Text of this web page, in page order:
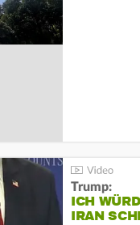
Trump:
ICH
IRAN